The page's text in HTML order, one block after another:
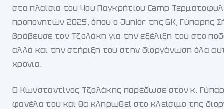
στα πλαίσια του 4ου Παγκρήτιου Camp
προπονητών 2025, όπου ο Junior της GK, Γύπαρης
βράβευσε τον Τζολάκη για την εξέλιξη του στο
αλλά και την στήριξη του στην διοργάνωση όλα
χρόνια.
Ο Κωνσταντίνος Τζολάκης παρέδωσε στον κ.
φανέλα του και θα κληρωθεί στο κλείσιμο της